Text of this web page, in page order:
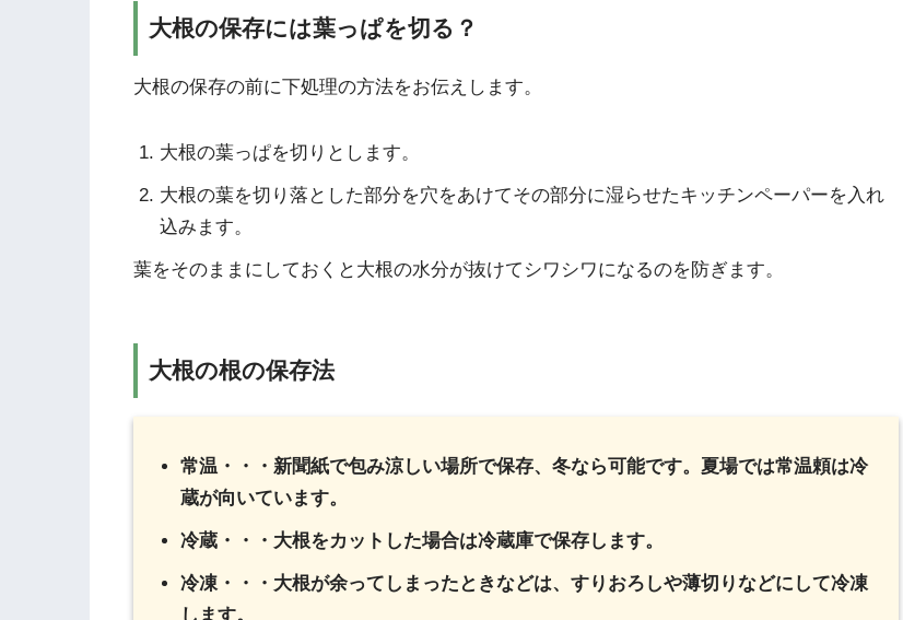
大根の保存には葉っぱを切る？
大根の保存の前に下処理の方法をお伝えします。
大根の葉っぱを切りとします。
大根の葉を切り落とした部分を穴をあけてその部分に湿らせたキッチンペーパーを入れ
込みます。
葉をそのままにしておくと大根の水分が抜けてシワシワになるのを防ぎます。
大根の根の保存法
常温・・・新聞紙で包み涼しい場所で保存、冬なら可能です。夏場では常温頼は冷
蔵が向いています。
冷蔵・・・大根をカットした場合は冷蔵庫で保存します。
冷凍・・・大根が余ってしまったときなどは、すりおろしや薄切りなどにして冷凍
します。